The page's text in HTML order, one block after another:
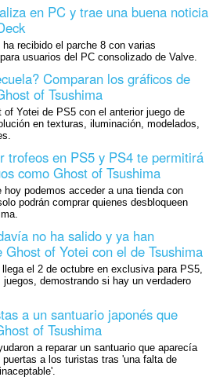
en PC y trae una buena noticia
recibido el parche 8 con varias
usuarios del PC consolizado de Valve.
Comparan los gráficos de
of Tsushima
Yotei de PS5 con el anterior juego de
en texturas, iluminación, modelados,
trofeos en PS5 y PS4 te permitirá
como Ghost of Tsushima
podemos acceder a una tienda con
podrán comprar quienes desbloqueen
no ha salido y ya han
of Yotei con el de Tsushima
el 2 de octubre en exclusiva para PS5,
demostrando si hay un verdadero
a un santuario japonés que
of Tsushima
a reparar un santuario que aparecía
a los turistas tras 'una falta de